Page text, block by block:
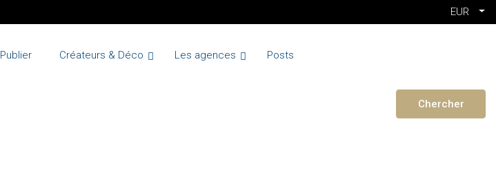
EUR
Publier Créateurs & Déco Les agences Posts
Chercher